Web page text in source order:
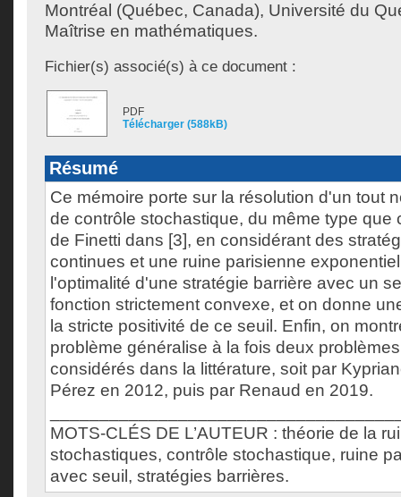
Montréal (Québec, Canada), Université du
Maîtrise en mathématiques.
Fichier(s) associé(s) à ce document :
PDF
Télécharger (588kB)
Résumé
Ce mémoire porte sur la résolution d'un tout
de contrôle stochastique, du même type que
de Finetti dans [3], en considérant des
continues et une ruine parisienne
l'optimalité d'une stratégie barrière avec un
fonction strictement convexe, et on donne
la stricte positivité de ce seuil. Enfin, on
problème généralise à la fois deux
considérés dans la littérature, soit par
Pérez en 2012, puis par Renaud en 2019.
MOTS-CLÉS DE L’AUTEUR : théorie de la
stochastiques, contrôle stochastique, ruine
avec seuil, stratégies barrières.